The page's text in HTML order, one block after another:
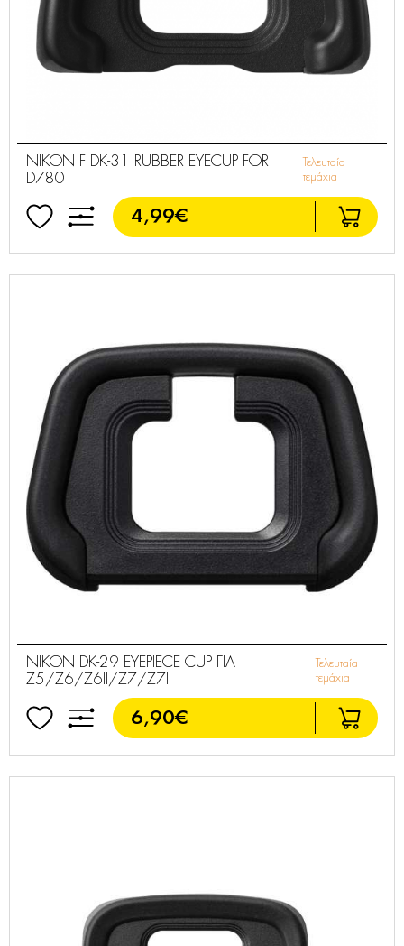
NIKON F DK-31 RUBBER EYECUP FOR
D780
Τελευταία
τεμάχια
4,99€
NIKON DK-29 EYEPIECE CUP ΓΙΑ
Z5/Z6/Z6II/Z7/Z7II
Τελευταία
τεμάχια
6,90€